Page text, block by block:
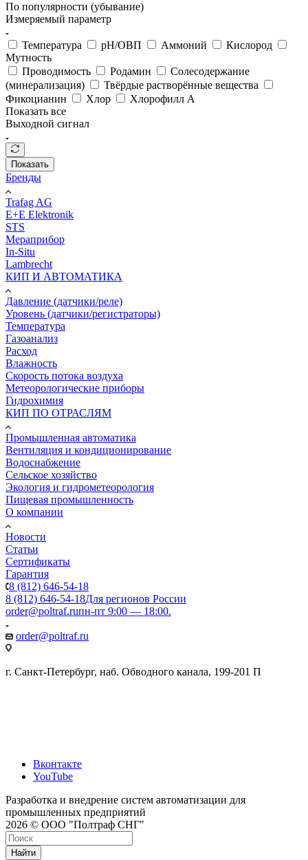
По популярности (убывание)
Измеряемый параметр
Температура pH/ОВП Аммоний
Кислород
Мутность
Проводимость
Родамин
Солесодержание
(минерализация)
Твёрдые растворённые вещества
Фикоцианин
Хлор
Хлорофилл А
Показать все
Выходной сигнал
Показать
Бренды
Trafag AG
E+E Elektronik
STS
Мераприбор
In-Situ
Lambrecht
КИП И АВТОМАТИКА
Давление (датчики/реле)
Уровень (датчики/регистраторы)
Температура
Газоанализ
Расход
Влажность
Скорость потока воздуха
Метеорологические приборы
Гидрохимия
КИП ПО ОТРАСЛЯМ
Промышленная автоматика
Вентиляция и кондиционирование
Водоснабжение
Сельское хозяйство
Экология и гидрометеорология
Пищевая промышленность
О компании
Новости
Статьи
Сертификаты
Гарантия
8 (812) 646-54-18
8 (812) 646-54-18Для регионов России
order@poltraf.ruпн-пт 9:00 — 18:00.
order@poltraf.ru
г. Санкт-Петербург, наб. Обводного канала, 199-201 П
Вконтакте
YouTube
Разработка и внедрение систем автоматизации для
промышленных предприятий
2026 © ООО "Полтраф СНГ"
Найти